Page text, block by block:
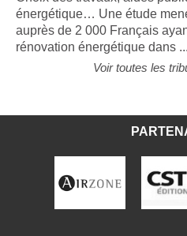
Choix des travaux, aides
énergétique… Une étude
auprès de 2 000 Français